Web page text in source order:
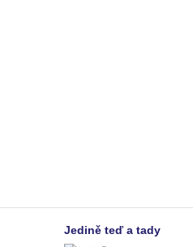
Jedině teď a tady